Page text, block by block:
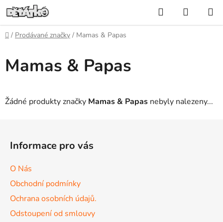
Přejít
na
obsah
Hledat
KOŠÍK
Domů
/ Prodávané značky / Mamas & Papas
Mamas & Papas
Žádné produkty značky Mamas & Papas nebyly nalezeny...
Informace pro vás
O Nás
Obchodní podmínky
Ochrana osobních údajů.
Odstoupení od smlouvy